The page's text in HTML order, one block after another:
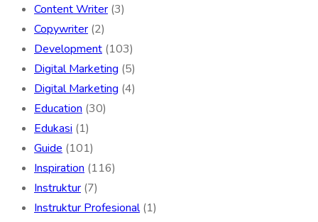
Content Writer (3)
Copywriter (2)
Development (103)
Digital Marketing (5)
Digital Marketing (4)
Education (30)
Edukasi (1)
Guide (101)
Inspiration (116)
Instruktur (7)
Instruktur Profesional(1)